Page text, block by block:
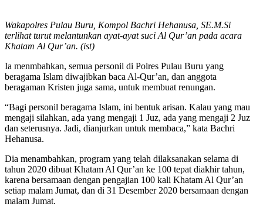
Wakapolres Pulau Buru, Kompol Bachri Hehanusa, SE.M.Si
terlihat turut melantunkan ayat-ayat suci Al Qur’an pada acara
Khatam Al Qur’an. (ist)
Ia menmbahkan, semua personil di Polres Pulau Buru yang
beragama Islam diwajibkan baca Al-Qur’an, dan anggota
beragaman Kristen juga sama, untuk membuat renungan.
“Bagi personil beragama Islam, ini bentuk arisan. Kalau yang mau
mengaji silahkan, ada yang mengaji 1 Juz, ada yang mengaji 2 Juz
dan seterusnya. Jadi, dianjurkan untuk membaca,” kata Bachri
Hehanusa.
Dia menambahkan, program yang telah dilaksanakan selama di
tahun 2020 dibuat Khatam Al Qur’an ke 100 tepat diakhir tahun,
karena bersamaan dengan pengajian 100 kali Khatam Al Qur’an
setiap malam Jumat, dan di 31 Desember 2020 bersamaan dengan
malam Jumat.